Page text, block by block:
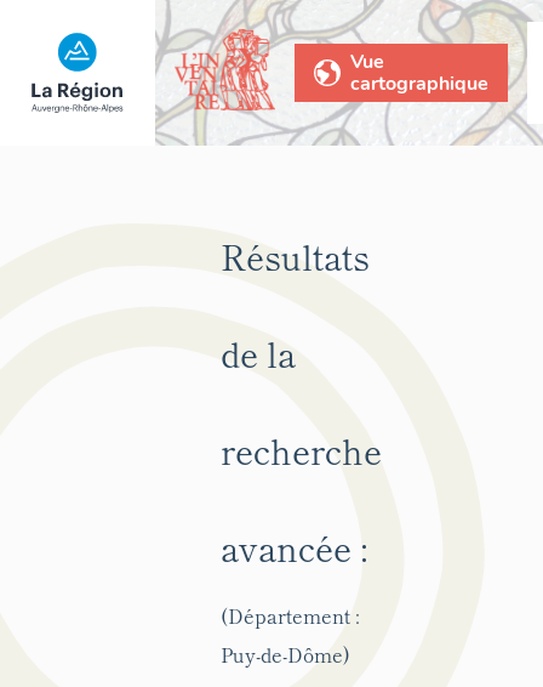
Vue
cartographique
Résultats
de la
recherche
avancée :
(Département :
Puy-de-Dôme)